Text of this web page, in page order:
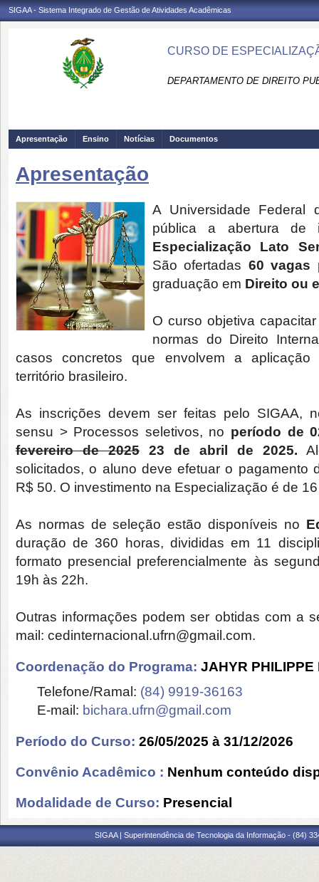
SIGAA - Sistema Integrado de Gestão de Atividades Acadêmicas
CURSO DE
DEPARTAMENTO DE DIREITO
Apresentação Ensino Notícias Documentos
Apresentação
A Universidade Federal
pública a abertura
Especialização Lato
São ofertadas 60 vagas
graduação em Direito ou
O curso objetiva
normas do Direito
casos concretos que envolvem a aplicação
território brasileiro.
As inscrições devem ser feitas pelo SIGAA,
sensu > Processos seletivos, no período de
fevereiro de 202523 de abril de 2025.
solicitados, o aluno deve efetuar o pagamento
R$ 50. O investimento na Especialização é de
As normas de seleção estão disponíveis no
duração de 360 horas, divididas em 11
formato presencial preferencialmente às
19h às 22h.
Outras informações podem ser obtidas com a
mail: cedinternacional.ufrn@gmail.com.
Coordenação do Programa: JAHYR PHILIPPE
Telefone/Ramal: (84) 9919-36163
E-mail: bichara.ufrn@gmail.com
Período do Curso: 26/05/2025 à 31/12/2026
Convênio Acadêmico : Nenhum conteúdo
Modalidade de Curso: Presencial
SIGAA | Superintendência de Tecnologia da Informação - (84)